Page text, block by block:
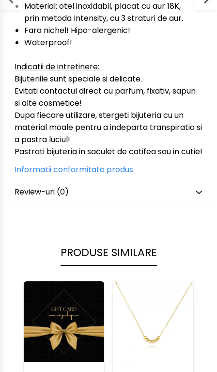
Material: otel inoxidabil, placat cu aur 18K,
prin metoda Intensity, cu 3 straturi de aur.
Fara nichel! Hipo-alergenic!
Waterproof!
Indicatii de intretinere:
Bijuteriile sunt speciale si delicate.
Evitati contactul direct cu parfum, fixativ, sapun
si alte cosmetice!
Dupa fiecare utilizare, stergeti bijuteria cu un
material moale pentru a indeparta transpiratia si
a pastra luciul!
Pastrati bijuteria in saculet de catifea sau in cutie!
Informatii conformitate produs
Review-uri (0)
PRODUSE SIMILARE
NOU